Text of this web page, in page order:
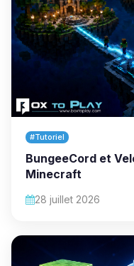
#Tutoriel
BungeeCord et
Minecraft
28 juillet 2026